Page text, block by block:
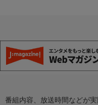
番組内容、放送時間などが